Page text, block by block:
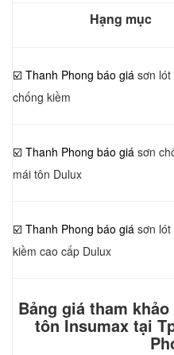
Hạng mục
☑️ Thanh Phong báo giá sơn lót
chống kiềm
☑️ Thanh Phong báo giá sơn
mái tôn Dulux
☑️ Thanh Phong báo giá sơn lót
kiềm cao cấp Dulux
Bảng giá tham
tôn Insumax tại